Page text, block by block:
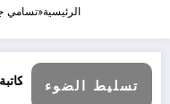
الرئيسية«تسامي
تسليط الضوء
آراء الكاتبة